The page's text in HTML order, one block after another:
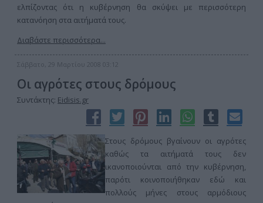
ελπίζοντας ότι η κυβέρνηση θα σκύψει με περισσότερη
κατανόηση στα αιτήματά τους.
Διαβάστε περισσότερα...
Σάββατο, 29 Μαρτίου 2008 03:12
Οι αγρότες στους δρόμους
Συντάκτης: Eidisis.gr
Στους δρόμους βγαίνουν οι αγρότες
καθώς τα αιτήματά τους δεν
ικανοποιούνται από την κυβέρνηση,
παρότι κοινοποιήθηκαν εδώ και
πολλούς μήνες στους αρμόδιους